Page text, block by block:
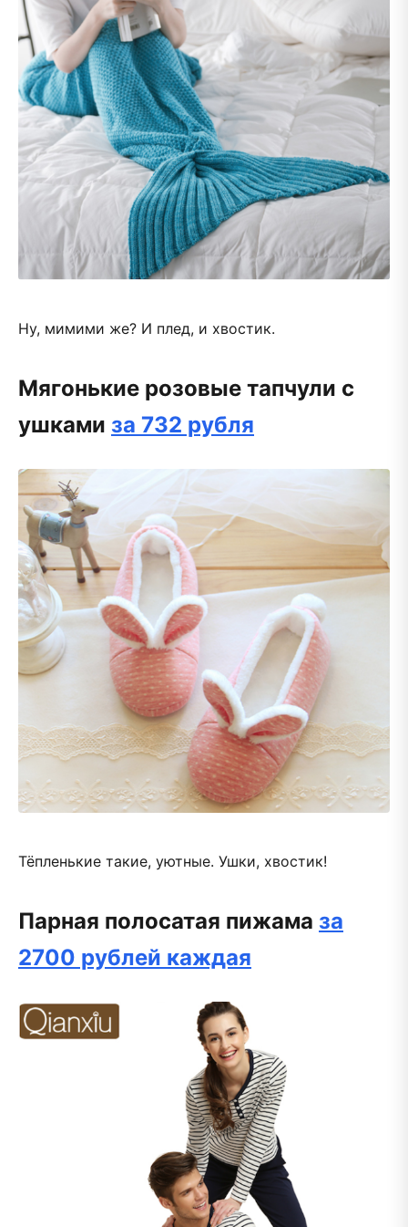
Ну, мимими же? И плед, и хвостик.
Мягонькие розовые тапчули с
ушками за 732 рубля
Тёпленькие такие, уютные. Ушки, хвостик!
Парная полосатая пижама за
2700 рублей каждая